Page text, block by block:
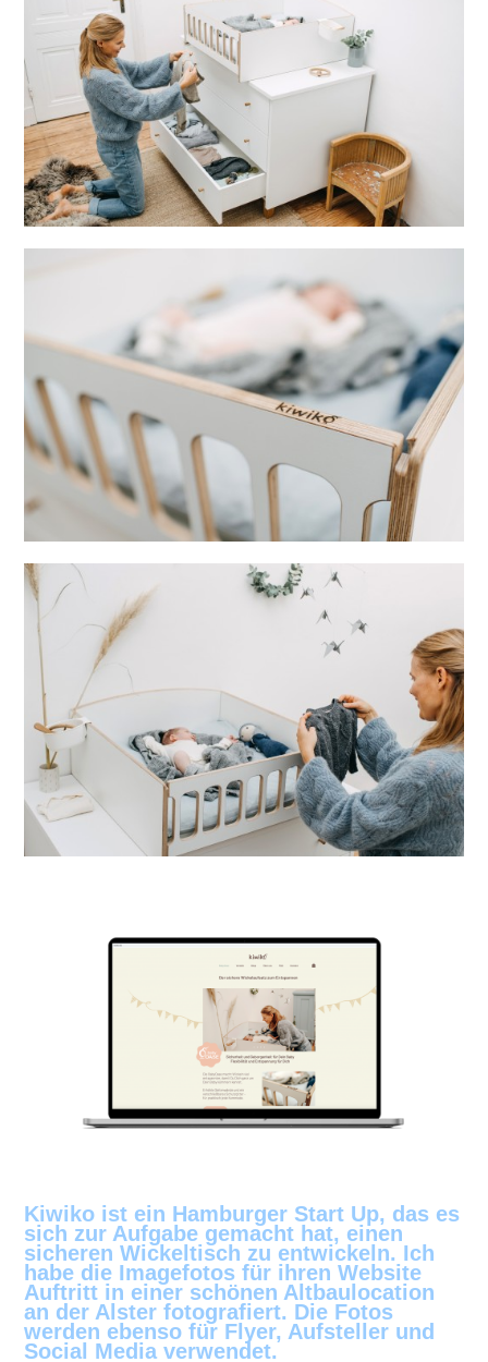
Kiwiko ist ein Hamburger Start Up, das es
sich zur Aufgabe gemacht hat, einen
sicheren Wickeltisch zu entwickeln. Ich
habe die Imagefotos für ihren Website
Auftritt in einer schönen Altbaulocation
an der Alster fotografiert. Die Fotos
werden ebenso für Flyer, Aufsteller und
Social Media verwendet.